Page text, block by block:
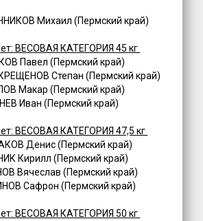
Михаил (Пермский край)
ВЕСОВАЯ КАТЕГОРИЯ 45 кг
Павел (Пермский край)
Степан (Пермский край)
Макар (Пермский край)
Иван (Пермский край)
ВЕСОВАЯ КАТЕГОРИЯ 47,5 кг
Денис (Пермский край)
Кирилл (Пермский край)
Вячеслав (Пермский край)
Сафрон (Пермский край)
ВЕСОВАЯ КАТЕГОРИЯ 50 кг